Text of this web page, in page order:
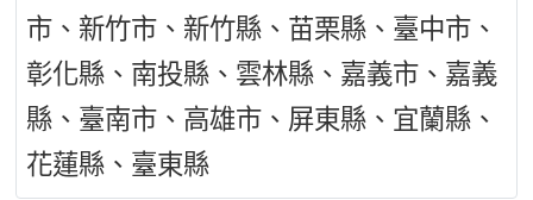
市、新竹市、新竹縣、苗栗縣、臺中市、
彰化縣、南投縣、雲林縣、嘉義市、嘉義
縣、臺南市、高雄市、屏東縣、宜蘭縣、
花蓮縣、臺東縣